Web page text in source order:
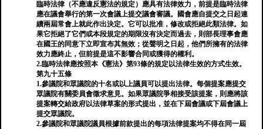
臨時法律（不應違反憲法的規定）應具有法律效力，前提是臨時法律
應在議會舉行的第一次會議上提交議會審議。國會應自提交之日起連
續兩屆常會上就此作出決定。它可以批准，修改或拒絕此類法律。如
果它拒絕了它們或本段規定的期限沒有決定而過去，則部長理事會應
在國王的同意下立即宣布其無效；從聲明之日起，他們所擁有的法律
效力應終止，但前提是這不影響合同或獲得的權利。
2.臨時法律應按照本《憲法》第93條的規定以法律生效的方式生效。
第九十五條
1.參議院和眾議院的十名或以上議員可以提出法律。每個提案應提交
眾議院有關委員會徵求意見。如果眾議院爭相接受該提案，則應將該
提案轉交給政府以法律草案的形式提出，並在下屆會議或下屆會議上
提交眾議院。
2.參議院和眾議院議員根據前款提出的每項法律提案均不得在同一屆